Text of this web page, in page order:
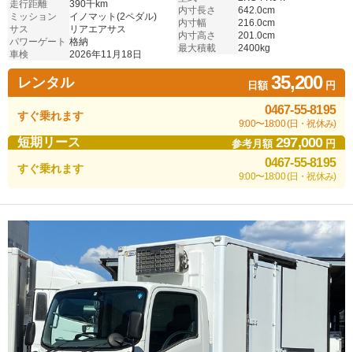
走行距離
390千km
ミッション
イノマット(2ペダル)
サス
リアエアサス
パワーゲート 格納
車検
2026年11月18日
内寸長さ
642.0cm
内寸幅
216.0cm
内寸高さ
201.0cm
最大積載
2400kg
レンタル 日額35,200円
すぐ乗れます 0467-55-8195
9:00〜18:00 (日・祝休み)
短期リース 参考月額297,000円
すぐ乗れます 0467-55-8195
9:00〜18:00 (日・祝休み)